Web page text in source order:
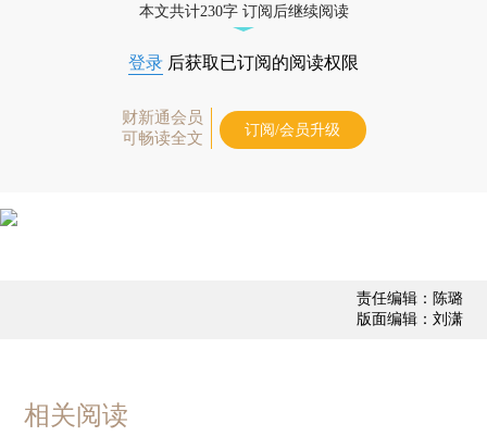
本文共计230字 订阅后继续阅读
登录 后获取已订阅的阅读权限
财新通会员
可畅读全文
订阅/会员升级
责任编辑：陈璐
版面编辑：刘潇
相关阅读